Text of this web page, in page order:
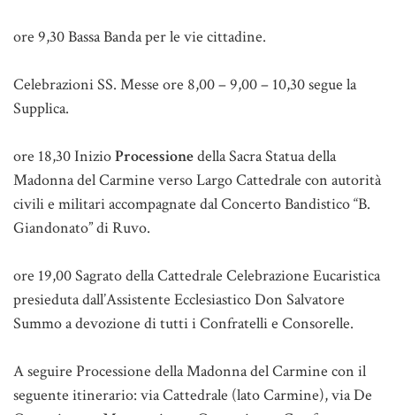
ore 9,30 Bassa Banda per le vie cittadine.
Celebrazioni SS. Messe ore 8,00 – 9,00 – 10,30 segue la
Supplica.
ore 18,30 InizioProcessionedella Sacra Statua della
Madonna del Carmine verso Largo Cattedrale con autorità
civili e militari accompagnate dal Concerto Bandistico “B.
Giandonato” di Ruvo.
ore 19,00 Sagrato della Cattedrale Celebrazione Eucaristica
presieduta dall’Assistente Ecclesiastico Don Salvatore
Summo a devozione di tutti i Confratelli e Consorelle.
A seguire Processione della Madonna del Carmine con il
seguente itinerario: via Cattedrale (lato Carmine), via De